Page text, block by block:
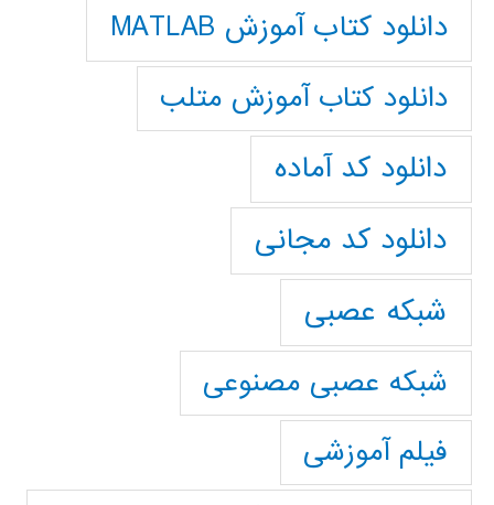
دانلود کتاب آموزش MATLAB
دانلود کتاب آموزش متلب
دانلود کد آماده
دانلود کد مجانی
شبکه عصبی
شبکه عصبی مصنوعی
فیلم آموزشی